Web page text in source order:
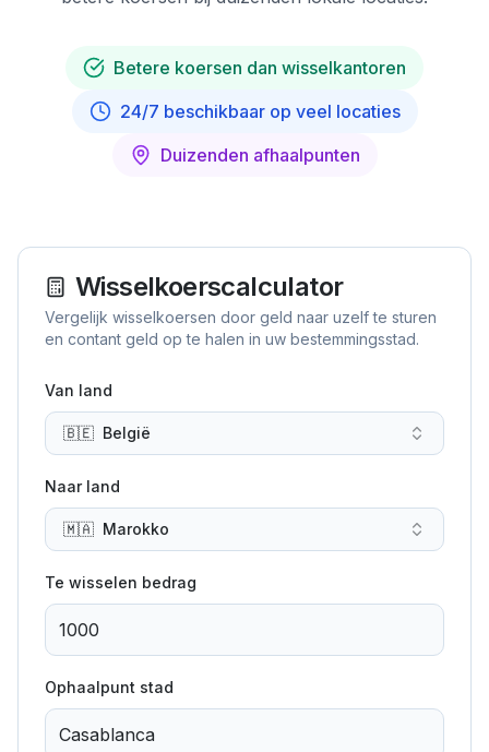
Betere koersen dan wisselkantoren
24/7 beschikbaar op veel locaties
Duizenden afhaalpunten
Wisselkoerscalculator
Vergelijk wisselkoersen door geld naar uzelf te sturen
en contant geld op te halen in uw bestemmingsstad.
Van land
🇧🇪 België
Naar land
🇲🇦 Marokko
Te wisselen bedrag
Ophaalpunt stad